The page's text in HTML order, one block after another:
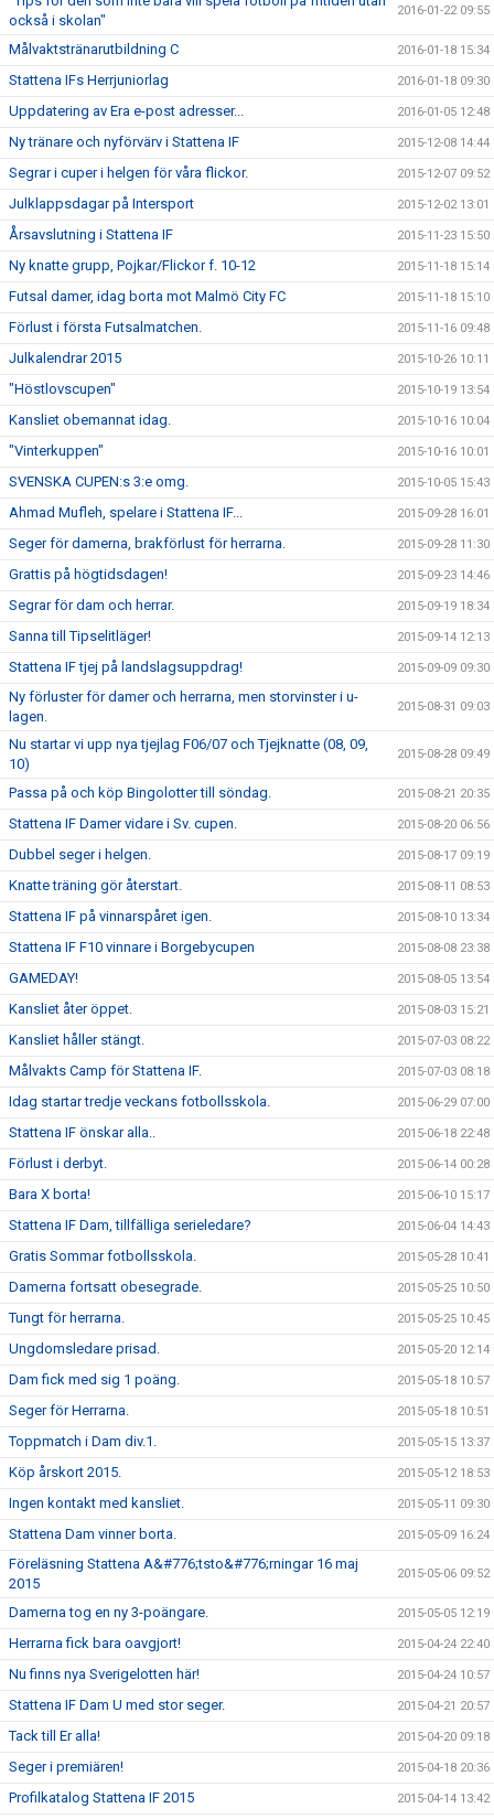
också i skolan"
2016-01-22 09:55
Målvaktstränarutbildning C 2016-01-18 15:34
Stattena IFs Herrjuniorlag 2016-01-18 09:30
Uppdatering av Era e-post adresser... 2016-01-05 12:48
Ny tränare och nyförvärv i Stattena IF 2015-12-08 14:44
Segrar i cuper i helgen för våra flickor. 2015-12-07 09:52
Julklappsdagar på Intersport 2015-12-02 13:01
Årsavslutning i Stattena IF 2015-11-23 15:50
Ny knatte grupp, Pojkar/Flickor f. 10-12 2015-11-18 15:14
Futsal damer, idag borta mot Malmö City FC 2015-11-18 15:10
Förlust i första Futsalmatchen. 2015-11-16 09:48
Julkalendrar 2015 2015-10-26 10:11
"Höstlovscupen" 2015-10-19 13:54
Kansliet obemannat idag. 2015-10-16 10:04
"Vinterkuppen" 2015-10-16 10:01
SVENSKA CUPEN:s 3:e omg. 2015-10-05 15:43
Ahmad Mufleh, spelare i Stattena IF... 2015-09-28 16:01
Seger för damerna, brakförlust för herrarna. 2015-09-28 11:30
Grattis på högtidsdagen! 2015-09-23 14:46
Segrar för dam och herrar. 2015-09-19 18:34
Sanna till Tipselitläger! 2015-09-14 12:13
Stattena IF tjej på landslagsuppdrag! 2015-09-09 09:30
Ny förluster för damer och herrarna, men storvinster i u-
lagen.
2015-08-31 09:03
Nu startar vi upp nya tjejlag F06/07 och Tjejknatte (08, 09,
10)
2015-08-28 09:49
Passa på och köp Bingolotter till söndag. 2015-08-21 20:35
Stattena IF Damer vidare i Sv. cupen. 2015-08-20 06:56
Dubbel seger i helgen. 2015-08-17 09:19
Knatte träning gör återstart. 2015-08-11 08:53
Stattena IF på vinnarspåret igen. 2015-08-10 13:34
Stattena IF F10 vinnare i Borgebycupen 2015-08-08 23:38
GAMEDAY! 2015-08-05 13:54
Kansliet åter öppet. 2015-08-03 15:21
Kansliet håller stängt. 2015-07-03 08:22
Målvakts Camp för Stattena IF. 2015-07-03 08:18
Idag startar tredje veckans fotbollsskola. 2015-06-29 07:00
Stattena IF önskar alla.. 2015-06-18 22:48
Förlust i derbyt. 2015-06-14 00:28
Bara X borta! 2015-06-10 15:17
Stattena IF Dam, tillfälliga serieledare? 2015-06-04 14:43
Gratis Sommar fotbollsskola. 2015-05-28 10:41
Damerna fortsatt obesegrade. 2015-05-25 10:50
Tungt för herrarna. 2015-05-25 10:45
Ungdomsledare prisad. 2015-05-20 12:14
Dam fick med sig 1 poäng. 2015-05-18 10:57
Seger för Herrarna. 2015-05-18 10:51
Toppmatch i Dam div.1. 2015-05-15 13:37
Köp årskort 2015. 2015-05-12 18:53
Ingen kontakt med kansliet. 2015-05-11 09:30
Stattena Dam vinner borta. 2015-05-09 16:24
Föreläsning Stattena A&#776;tsto&#776;rningar 16 maj
2015
2015-05-06 09:52
Damerna tog en ny 3-poängare. 2015-05-05 12:19
Herrarna fick bara oavgjort! 2015-04-24 22:40
Nu finns nya Sverigelotten här! 2015-04-24 10:57
Stattena IF Dam U med stor seger. 2015-04-21 20:57
Tack till Er alla! 2015-04-20 09:18
Seger i premiären! 2015-04-18 20:36
Profilkatalog Stattena IF 2015 2015-04-14 13:42